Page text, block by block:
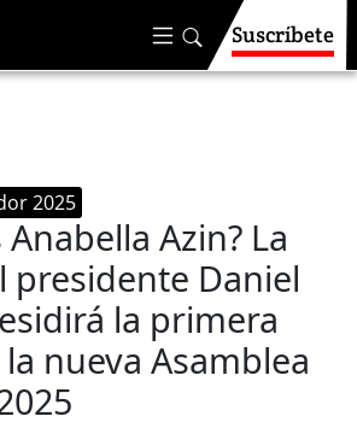
Suscríbete
2025
Azin? La
presidente Daniel
la primera
nueva Asamblea